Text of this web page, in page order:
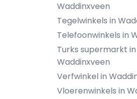
Waddinxveen
Tegelwinkels in
Telefoonwinkels in
Turks supermarkt in
Waddinxveen
Verfwinkel in
Vloerenwinkels in